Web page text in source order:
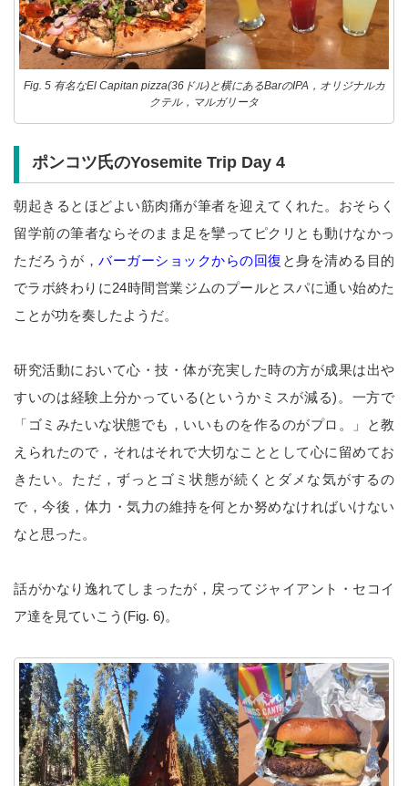
Fig. 5 有名なEl Capitan pizza(36ドル)と横にあるBarのIPA，オリジナルカ
クテル，マルガリータ
ポンコツ氏のYosemite Trip Day 4
朝起きるとほどよい筋肉痛が筆者を迎えてくれた。おそらく
留学前の筆者ならそのまま足を攣ってピクリとも動けなかっ
ただろうが， バーガーショックからの回復 と身を清める目的
でラボ終わりに24時間営業ジムのプールとスパに通い始めた
ことが功を奏したようだ。
研究活動において心・技・体が充実した時の方が成果は出や
すいのは経験上分かっている(というかミスが減る)。一方で
「ゴミみたいな状態でも，いいものを作るのがプロ。」と教
えられたので，それはそれで大切なこととして心に留めてお
きたい。ただ，ずっとゴミ状態が続くとダメな気がするの
で，今後，体力・気力の維持を何とか努めなければいけない
なと思った。
話がかなり逸れてしまったが，戻ってジャイアント・セコイ
ア達を見ていこう(Fig. 6)。